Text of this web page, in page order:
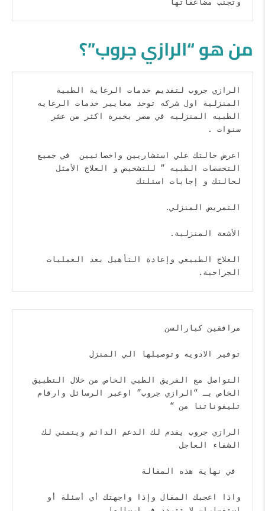
وتجنب مضاعفاتها
من هو “الرازي جروب”؟
الجراحية.
الرازي جروب يقدم لك الدعم الدائم ويتمني لك